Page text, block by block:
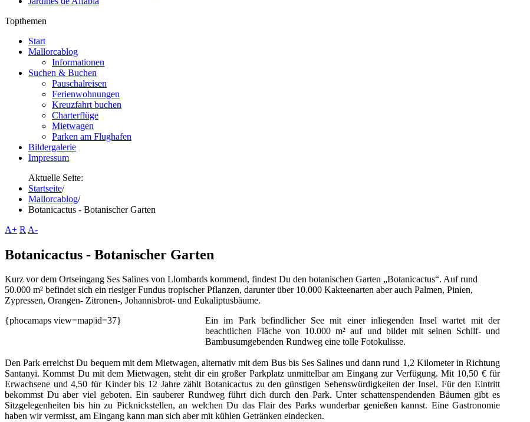
Topthemen
Start
Mallorcablog
Informationen
Suchen & Buchen
Pauschalreisen
Ferienwohnungen
Kreuzfahrt buchen
Charterflüge
Mietwagen
Parken am Flughafen
Bildergalerie
Impressum
Aktuelle Seite:
Startseite/
Mallorcablog/
Botanicactus - Botanischer Garten
A+ R A-
Botanicactus - Botanischer Garten
Kurz vor dem Ortseingang Ses Salines von Llombards kommend, findest Du den botanischen Garten „Botanicactus“. Auf rund
50.000 m² befindet sich ein riesiger Fundus tropischer Pflanzen, darunter über 10.000 Kakteenarten aber auch Palmen, Pinien,
Zypressen, Orangen- Zitronen-, Johannisbrot- und Eukaliptusbäume.
{phocamaps view=map|id=37}
Ein im Park befindlicher See mit einer inliegenden Insel wartet mit der
beachtlichen Fläche von 10.000 m² auf und bildet mit seinen Schilf- und
Bambusumgebenden Rundweg eine tolle Fotokulisse.
Den Park erreichst Du bequem mit dem Mietwagen, alternativ mit dem Bus bis Ses Salines und dann rund 1,2 Kilometer in Richtung
Santanyi. Kommst Du mit dem Mietwagen, steht dir ein großer Parkplatz unmittelbar am Eingang zur Verfügung. Mit 10,50 € für
Erwachsene und 4,50 für Kinder bis 12 Jahre zählt Botanicactus zu den günstigen Sehenswürdigkeiten der Insel. Für den Eintritt
bekommst Du aber viel geboten. Ein sauberer Rundweg führt dich durch den Park. Unter schattenspendenden Bäumen gibt es
Sitzgelegenheiten bis hin zu Picknickstellen, an welchen Du das Flair des Parks wunderbar genießen kannst. Eine Gastronomie
haben wir vermisst, am Eingang kann man sich aber mit kühlen Getränken eindecken.